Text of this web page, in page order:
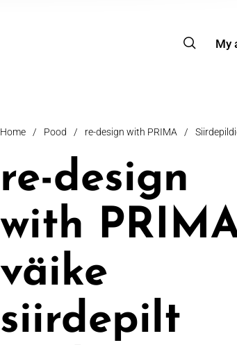
My
Home / Pood / re-design with PRIMA /
re-design
with
väike
siirdepilt